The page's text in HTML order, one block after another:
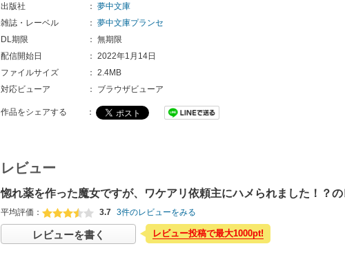
出版社
： 夢中文庫
雑誌・レーベル
： 夢中文庫プランセ
DL期限
： 無期限
配信開始日
： 2022年1月14日
ファイルサイズ
： 2.4MB
対応ビューア
： ブラウザビューア
作品をシェアする ：
レビュー
惚れ薬を作った魔女ですが、ワケアリ依頼主にハメられました！？
平均評価： 3.7 3件のレビューをみる
レビューを書く レビュー投稿で最大1000pt!